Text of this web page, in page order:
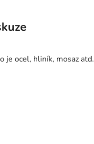
je ocel, hliník, mosaz atd.